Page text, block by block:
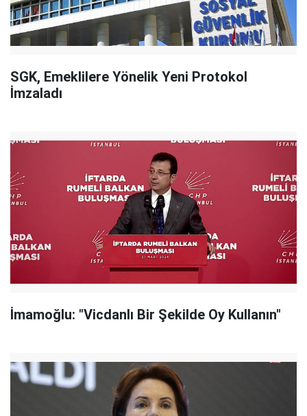
SGK, Emeklilere Yönelik Yeni Protokol
İmzaladı
İmamoğlu: "Vicdanlı Bir Şekilde Oy Kullanın"